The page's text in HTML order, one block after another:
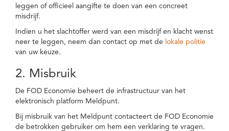
leggen of officieel aangifte te doen van een concreet
misdrijf.
Indien u het slachtoffer werd van een misdrijf en klacht wenst
neer te leggen, neem dan contact op met de lokale politie
van uw keuze.
2. Misbruik
De FOD Economie beheert de infrastructuur van het
elektronisch platform Meldpunt.
Bij misbruik van het Meldpunt contacteert de FOD Economie
de betrokken gebruiker om hem een verklaring te vragen.